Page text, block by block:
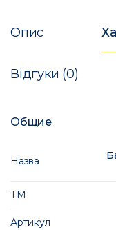
Опис
Відгуки (0)
Общие
Назва
ТМ
Артикул